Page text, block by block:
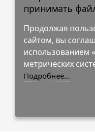
© 2009-2026 Shaik-
принимать
Продолжая
сайтом, вы
использованием
метрических
Подробнее...